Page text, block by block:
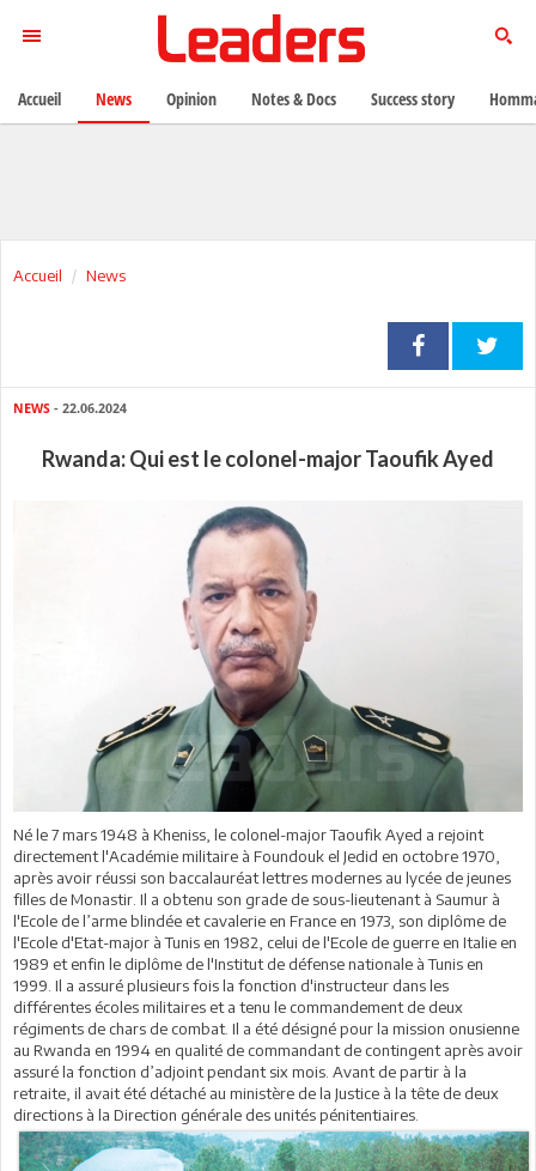
Accueil News
NEWS - 22.06.2024
Rwanda: Qui est le colonel-major Taoufik Ayed
Né le 7 mars 1948 à Kheniss, le colonel-major Taoufik Ayed a rejoint
directement l'Académie militaire à Foundouk el Jedid en octobre 1970,
après avoir réussi son baccalauréat lettres modernes au lycée de jeunes
filles de Monastir. Il a obtenu son grade de sous-lieutenant à Saumur à
l'Ecole de l’arme blindée et cavalerie en France en 1973, son diplôme de
l'Ecole d'Etat-major à Tunis en 1982, celui de l'Ecole de guerre en Italie en
1989 et enfin le diplôme de l'Institut de défense nationale à Tunis en
1999. Il a assuré plusieurs fois la fonction d'instructeur dans les
différentes écoles militaires et a tenu le commandement de deux
régiments de chars de combat. Il a été désigné pour la mission onusienne
au Rwanda en 1994 en qualité de commandant de contingent après avoir
assuré la fonction d’adjoint pendant six mois. Avant de partir à la
retraite, il avait été détaché au ministère de la Justice à la tête de deux
directions à la Direction générale des unités pénitentiaires.
Accueil News Opinion Notes & Docs Success story